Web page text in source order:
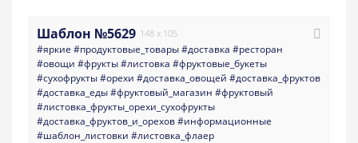
Шаблон №5629 148 x 105
#яркие #продуктовые_товары#доставка #ресторан
#овощи #фрукты#листовка #фруктовые_букеты
#сухофрукты#орехи #доставка_овощей #доставка_фруктов
#доставка_еды#фруктовый_магазин #фруктовый
#листовка_фрукты_орехи_сухофрукты
#доставка_фруктов_и_орехов#информационные
#шаблон_листовки #листовка_флаер